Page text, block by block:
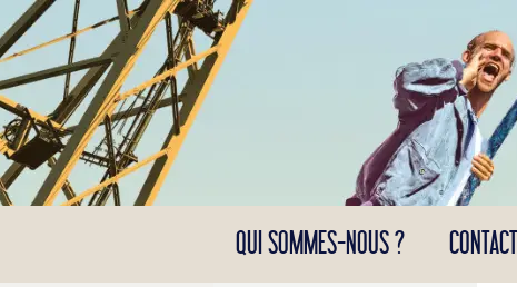
Panneau de gestion des cookies
QUI SOMMES-NOUS ? CONTACT